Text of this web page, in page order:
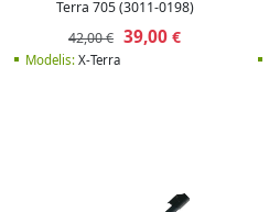
Terra 705 (3011-0198)
42,00 € 39,00 €
Modelis:X-Terra